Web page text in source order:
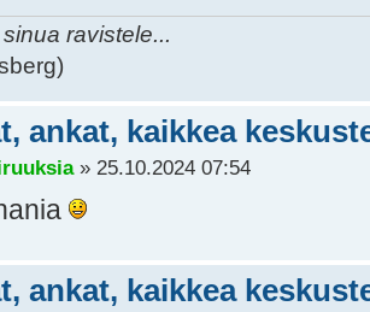
ravistele...
ankat, kaikkea
» 25.10.2024 07:54
ankat, kaikkea